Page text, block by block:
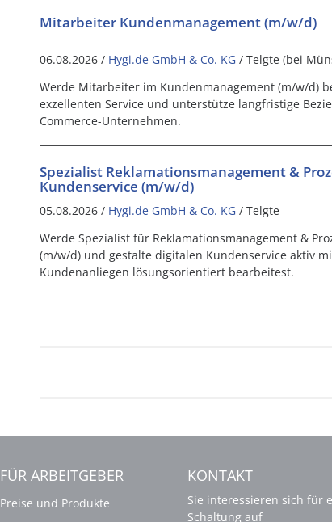
Mitarbeiter Kundenmanagement (m/w/d)
06.08.2026 / Hygi.de GmbH & Co. KG / Telgte (bei
Werde Mitarbeiter im Kundenmanagement (m/w/d)
exzellenten Service und unterstütze langfristige
Commerce-Unternehmen.
Spezialist Reklamationsmanagement &
Kundenservice (m/w/d)
05.08.2026 / Hygi.de GmbH & Co. KG / Telgte
Werde Spezialist für Reklamationsmanagement &
(m/w/d) und gestalte digitalen Kundenservice aktiv
Kundenanliegen lösungsorientiert bearbeitest.
FÜR ARBEITGEBER
Preise und Produkte
KONTAKT
Sie interessieren sich für
Schaltung auf